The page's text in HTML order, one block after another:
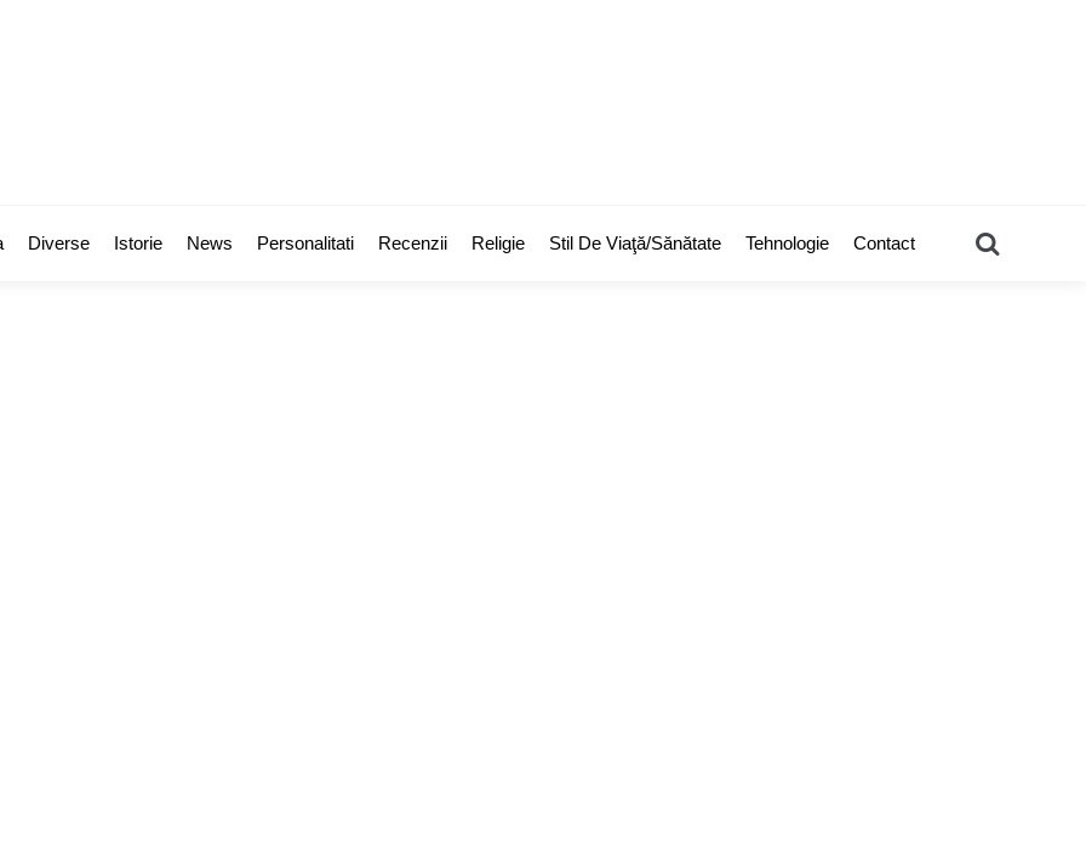
Diverse Istorie News Personalitati Recenzii Religie Stil De Viaţă/Sănătate Tehnologie Contact